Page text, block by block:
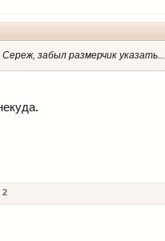
забыл размерчик указать...
2